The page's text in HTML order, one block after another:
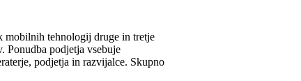
tehnologij druge in tretje
Ponudba podjetja vsebuje
podjetja in razvijalce. Skupno